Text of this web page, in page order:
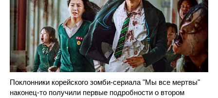
Поклонники корейского зомби-сериала "Мы все мертвы"
наконец-то получили первые подробности о втором